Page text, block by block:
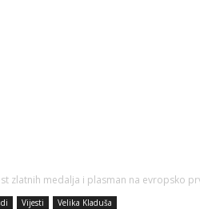
zlatnih medalja i plasman na evropsko
Vijesti Velika Kladuša